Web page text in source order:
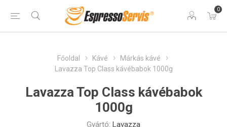
0
Főoldal Kávé
Márkás kávé
Lavazza Top Class kávébabok 1000g
Lavazza Top Class kávébabok
1000g
Gyártó: Lavazza